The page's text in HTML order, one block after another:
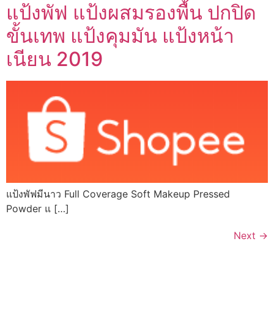
แป้งพัฟ แป้งผสมรองพื้น ปกปิด
ขั้นเทพ แป้งคุมมัน แป้งหน้า
เนียน 2019
แป้งพัฟมีนาว Full Coverage Soft Makeup Pressed
Powder แ […]
Next →